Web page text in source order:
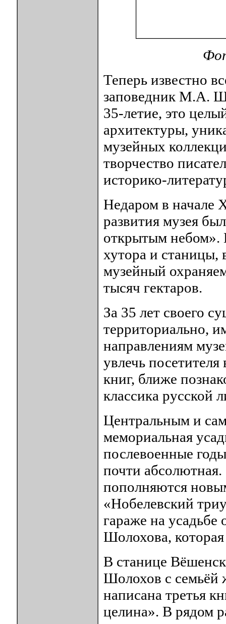
Теперь известно
заповедник М.А.
35-летие, это
архитектуры,
музейных
творчество
историко-
Недаром в начале
развития музея
открытым небом».
хутора и станицы,
музейный
тысяч гектаров.
За 35 лет своего
территориально,
направлениям
увлечь
книг, ближе
классика русской
Центральным и
мемориальная
послевоенные
почти
пополняются
«Нобелевский
гараже на
Шолохова,
В станице
Шолохов с семьёй
написана третья
целина». В рядом